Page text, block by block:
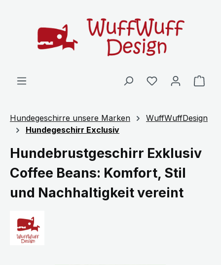
Hundegeschirre unsere Marken
WuffWuffDesign
Hundegeschirr Exclusiv
Hundebrustgeschirr Exklusiv
Coffee Beans: Komfort, Stil
und Nachhaltigkeit vereint